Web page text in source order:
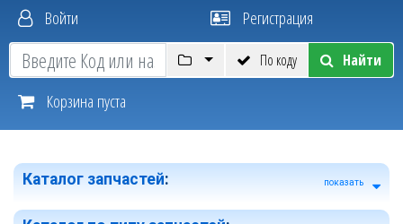
Войти Регистрация
По коду Найти
Корзина пуста
Каталог запчастей: показать